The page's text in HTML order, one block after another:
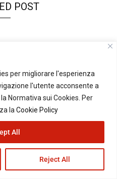
per migliorare l'esperienza
l'utente acconsente a
Normativa sui Cookies. Per
la Cookie Policy
Reject All
All
POST
neppure